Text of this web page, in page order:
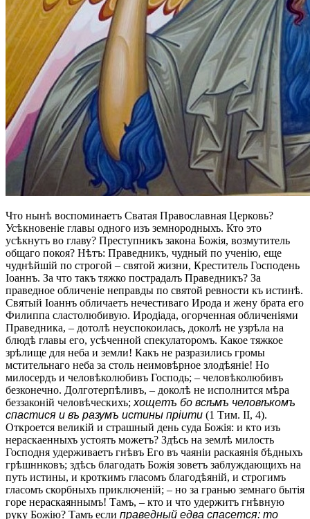
Что нынѣ воспоминаетъ Сватая Православная Церковь?
Усѣкновеніе главы одного изъ земнородныхъ. Кто это
усѣкнутъ во главу? Преступникъ закона Божія, возмутитель
общаго покоя? Нѣтъ: Праведникъ, чудный по ученію, еще
чуднѣйшій по строгой – святой жизни, Креститель Господень
Іоаннъ. За что такъ тяжко пострадалъ Праведникъ? За
праведное обличеніе неправды по святой ревности къ истинѣ.
Святый Іоаннъ обличаетъ нечестиваго Ирода и жену брата его
Филиппа сластолюбивую. Иродіада, огорченная обличеніями
Праведника, – дотолѣ неуспокоилась, доколѣ не узрѣла на
блюдѣ главы его, усѣченной спекулаторомъ. Какое тяжкое
зрѣлище для неба и земли! Какъ не разразились громы
мстительнаго неба за столь неимовѣрное злодѣяніе! Но
милосердъ и человѣколюбивъ Господь; – человѣколюбивъ
безконечно. Долготерпѣливъ, – доколѣ не исполнится мѣра
беззаконій человѣческихъ; хощетъ бо всѣмъ человѣкомъ
спастися и въ разумъ истины пріити (1 Тим. II, 4).
Откроется великій и страшный день суда Божія: и кто изъ
нераскаенныхъ устоять можетъ? Здѣсь на землѣ милость
Господня удерживаетъ гнѣвъ Его въ чаяніи раскаянія бѣдныхъ
грѣшннковъ; здѣсь благодать Божія зоветъ заблуждающихъ на
путь истины, и кроткимъ гласомъ благодѣяній, и строгимъ
гласомъ скорбныхъ приключеній; – но за гранью земнаго бытія
горе нераскаяннымъ! Тамъ, – кто и что удержитъ гнѣвную
руку Божію? Тамъ если праведный едва спасется: то